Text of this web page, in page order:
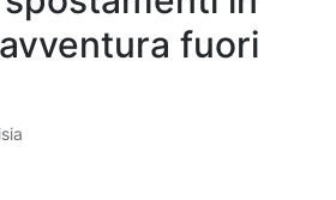
fuori